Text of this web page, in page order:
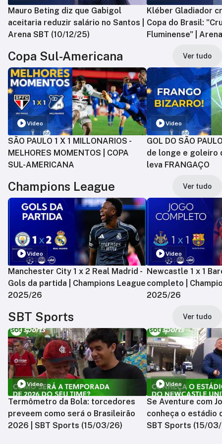
Mauro Beting diz que Gabigol
aceitaria reduzir salário no Santos |
Arena SBT (10/12/25)
Kléber Gladiador
Copa do Brasil:
Fluminense" |
Copa Sul-Americana Ver tudo
Vídeo
SÃO PAULO 1 X 1 MILLONARIOS -
MELHORES MOMENTOS | COPA
SUL-AMERICANA
Vídeo
GOL DO SÃO
de longe e goleiro
leva FRANGAÇO
Champions League Ver tudo
Vídeo
Manchester City 1 x 2 Real Madrid -
Gols da partida | Champions League
2025/26
Vídeo
Newcastle 1 x 1
completo |
2025/26
SBT Sports Ver tudo
Vídeo
Termômetro da Bola: torcedores
preveem como será o Brasileirão
2026 | SBT Sports (15/03/26)
Vídeo
Se Aventure com
conheça o estádio
SBT Sports (15/